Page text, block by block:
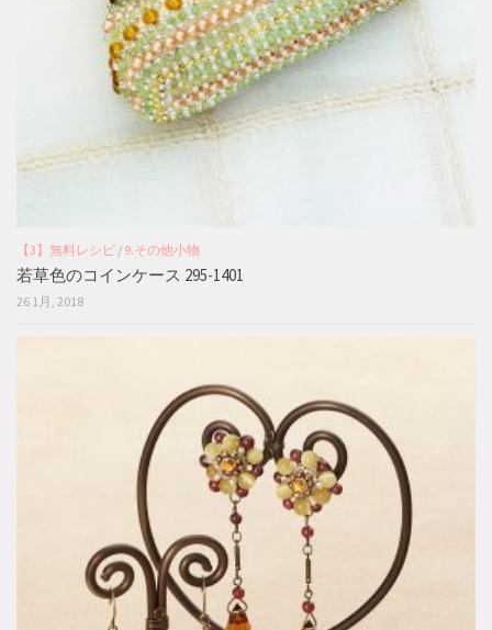
【3】無料レシピ / 9.その他小物
若草色のコインケース 295-1401
26 1月, 2018